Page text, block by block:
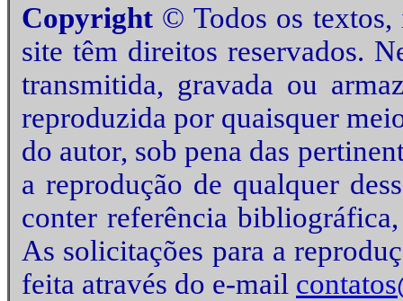
Copyright © Todos os textos,
site têm direitos reservados.
transmitida, gravada ou
reproduzida por quaisquer
do autor, sob pena das
a reprodução de qualquer
conter referência
As solicitações para a
feita através do e-mail